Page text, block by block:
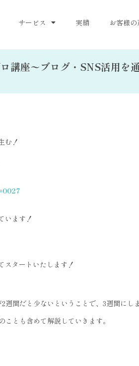
サービス 実績 お客様の
講座〜ブログ・SNS活用を
む！
います！
スタートいたします！
間だと少ないということで、3週間にし
とも含めて解説していきます。